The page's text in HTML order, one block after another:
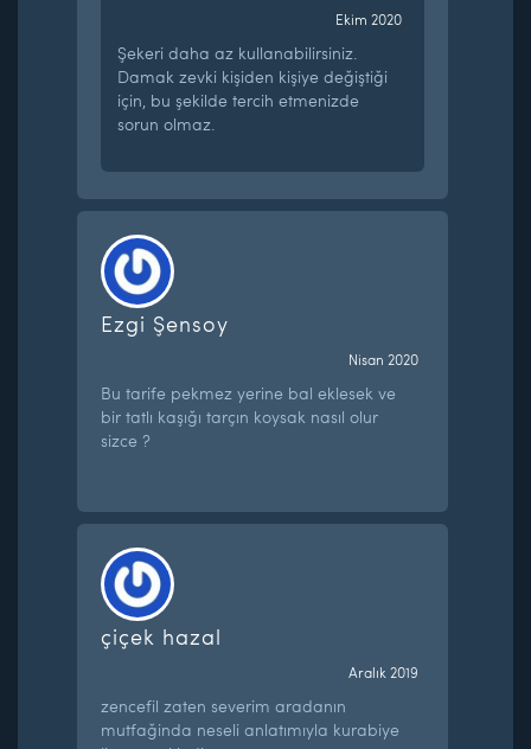
Ekim 2020
Şekeri daha az kullanabilirsiniz.
Damak zevki kişiden kişiye değiştiği
için, bu şekilde tercih etmenizde
sorun olmaz.
Ezgi Şensoy
Nisan 2020
Bu tarife pekmez yerine bal eklesek ve
bir tatlı kaşığı tarçın koysak nasıl olur
sizce ?
çiçek hazal
Aralık 2019
zencefil zaten severim aradanın
mutfağinda neseli anlatımıyla kurabiye